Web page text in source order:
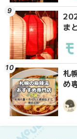
ま
札
め